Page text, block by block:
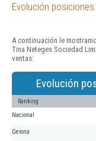
Evolución
A continuación le
Tina Neteges Sociedad
ventas:
Evolución
Ranking
Nacional
Gerona